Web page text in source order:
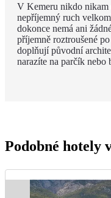
V Kemeru nikdo nikam
nepříjemný ruch
dokonce nemá ani
příjemně roztroušené
doplňují původní
narazíte na parčík nebo
Podobné hotely